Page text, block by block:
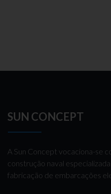
SUN CONCEPT
A Sun Concept vocaciona-se
construção naval
fabricação de embarcações